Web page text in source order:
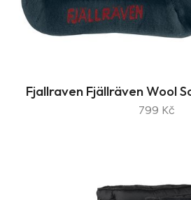
Fjallraven Fjällräven Wool
799 Kč